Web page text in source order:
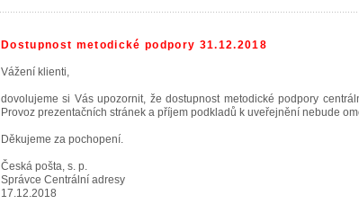
Dostupnost metodické podpory 31.12.2018
Vážení klienti,
dovolujeme si Vás upozornit, že dostupnost metodické podpory
Provoz prezentačních stránek a příjem podkladů k uveřejnění nebude
Děkujeme za pochopení.
Česká pošta, s. p.
Správce Centrální adresy
17.12.2018